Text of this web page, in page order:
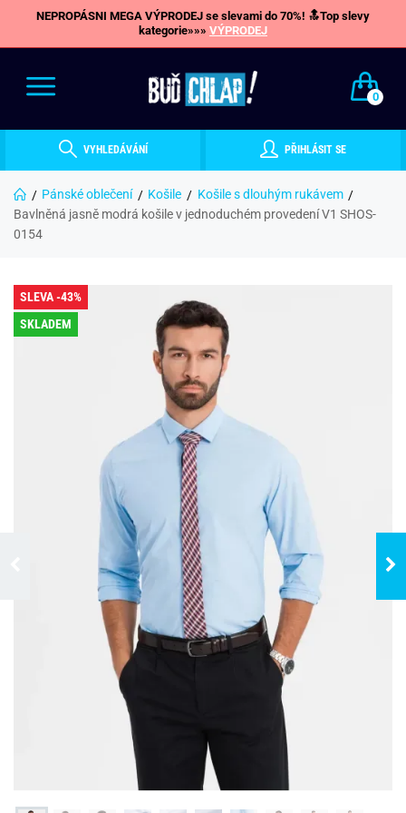
NEPROPÁSNI MEGA VÝPRODEJ se slevami do 70%! 🔝Top slevy
kategorie»»» VÝPRODEJ
0
VYHLEDÁVÁNÍ PŘIHLÁSIT SE
Pánské oblečení Košile
Košile s dlouhým rukávem
Bavlněná jasně modrá košile v jednoduchém provedení V1 SHOS-
0154
SLEVA -43%
SKLADEM